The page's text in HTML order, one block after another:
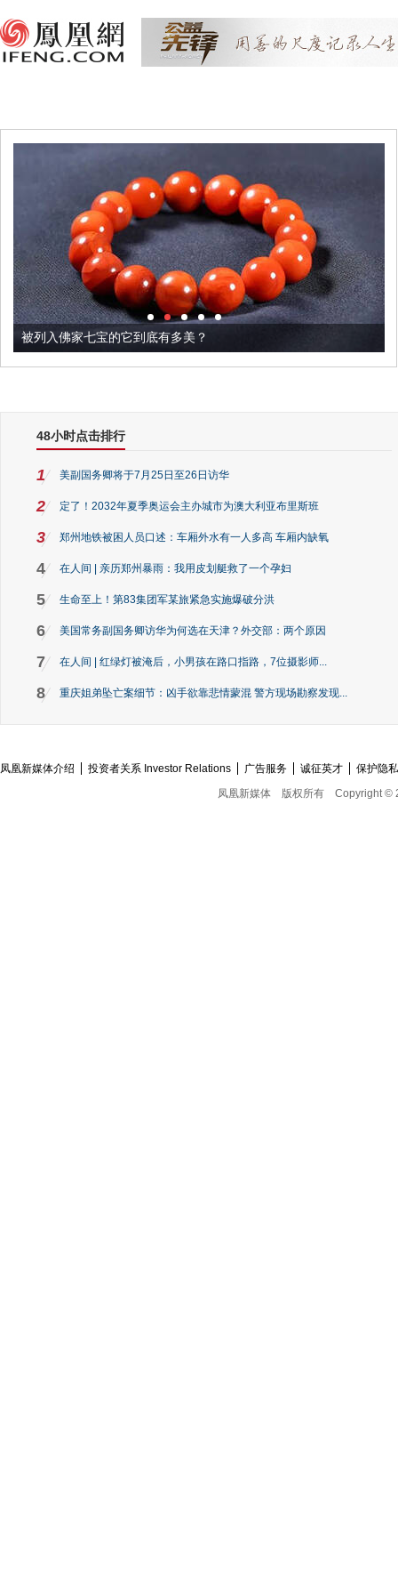
被列入佛家七宝的它到底有多美？
48小时点击排行
1 美副国务卿将于7月25日至26日访华
2 定了！2032年夏季奥运会主办城市为澳大利亚布里斯班
3 郑州地铁被困人员口述：车厢外水有一人多高 车厢内缺氧
4 在人间 | 亲历郑州暴雨：我用皮划艇救了一个孕妇
5 生命至上！第83集团军某旅紧急实施爆破分洪
6 美国常务副国务卿访华为何选在天津？外交部：两个原因
7 在人间 | 红绿灯被淹后，小男孩在路口指路，7位摄影师...
8 重庆姐弟坠亡案细节：凶手欲靠悲情蒙混 警方现场勘察发现...
凤凰新媒体介绍 投资者关系 Investor Relations 广告服务 诚征英才
保护隐
凤凰新媒体
版权所有 Copyright ©